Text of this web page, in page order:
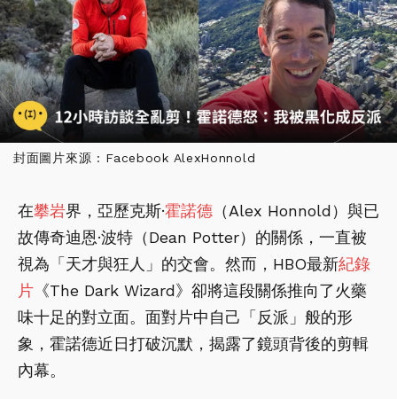
封面圖片來源 : Facebook AlexHonnold
在攀岩界，亞歷克斯·霍諾德 （Alex Honnold）與已
故傳奇迪恩·波特（Dean Potter）的關係，一直被
視為「天才與狂人」的交會。然而，HBO最新紀錄
片 《The Dark Wizard》卻將這段關係推向了火藥
味十足的對立面。面對片中自己「反派」般的形
象，霍諾德近日打破沉默，揭露了鏡頭背後的剪輯
內幕。